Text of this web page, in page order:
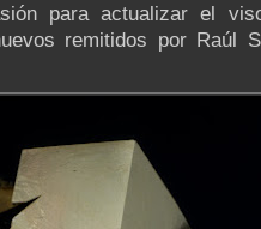
para actualizar el
remitidos por Raúl